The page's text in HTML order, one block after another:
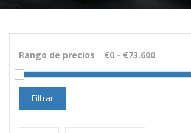
Rango de precios
Filtrar